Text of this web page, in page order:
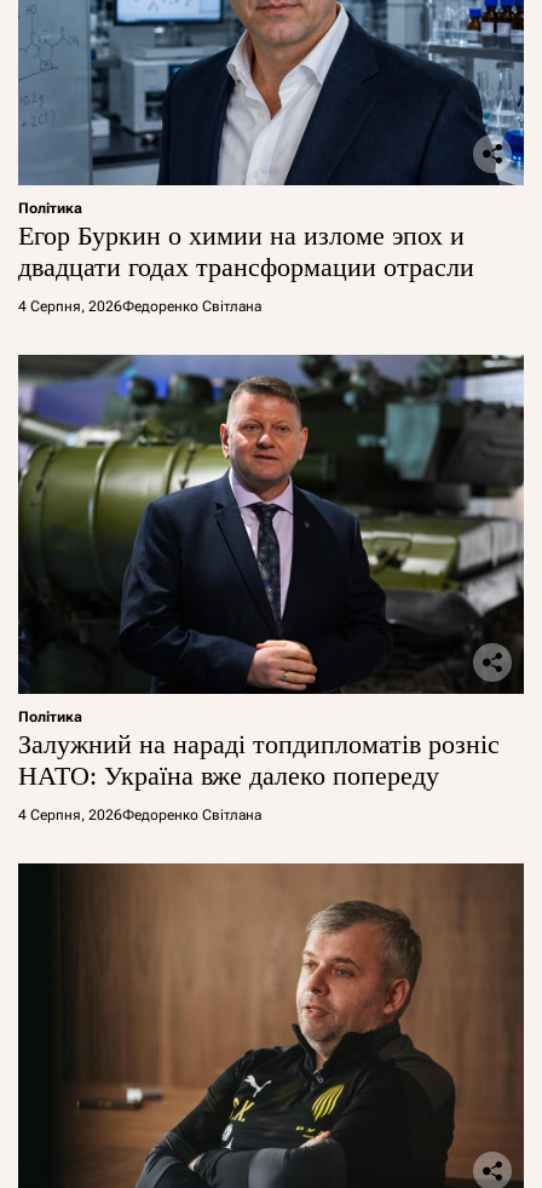
Політика
Егор Буркин о химии на изломе эпох и
двадцати годах трансформации отрасли
4 Серпня, 2026Федоренко Світлана
Політика
Залужний на нараді топдипломатів розніс
НАТО: Україна вже далеко попереду
4 Серпня, 2026Федоренко Світлана